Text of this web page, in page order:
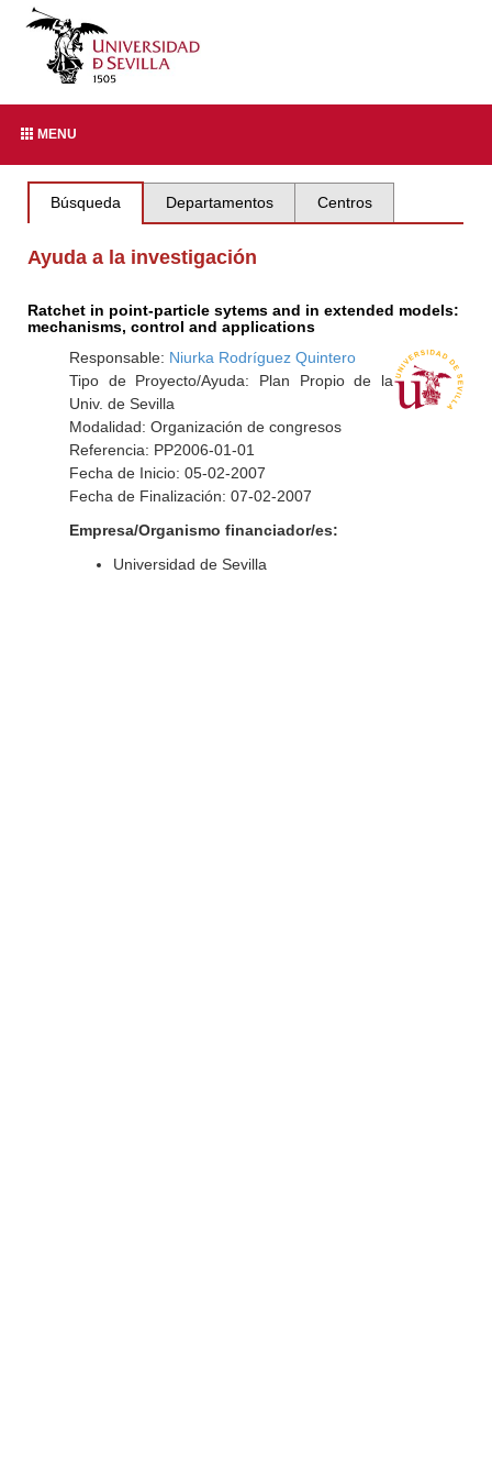
MENU
Búsqueda Departamentos Centros
Ayuda a la investigación
Ratchet in point-particle sytems and in extended models:
mechanisms, control and applications
Responsable: Niurka Rodríguez Quintero
Tipo de Proyecto/Ayuda: Plan Propio de la
Univ. de Sevilla
Modalidad: Organización de congresos
Referencia: PP2006-01-01
Fecha de Inicio: 05-02-2007
Fecha de Finalización: 07-02-2007
Empresa/Organismo financiador/es:
Universidad de Sevilla